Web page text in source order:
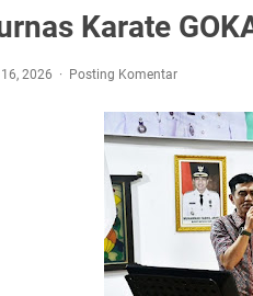
Karate
2026 Posting Komentar